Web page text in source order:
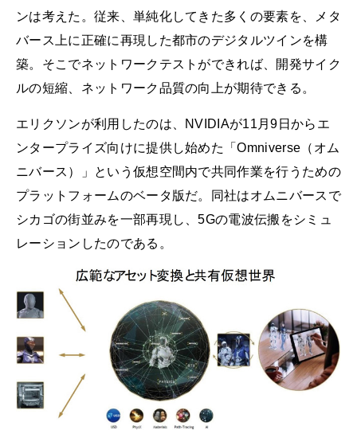
ンは考えた。従来、単純化してきた多くの要素を、メタ
バース上に正確に再現した都市のデジタルツインを構
築。そこでネットワークテストができれば、開発サイク
ルの短縮、ネットワーク品質の向上が期待できる。
エリクソンが利用したのは、NVIDIAが11月9日からエ
ンタープライズ向けに提供し始めた「Omniverse（オム
ニバース）」という仮想空間内で共同作業を行うための
プラットフォームのベータ版だ。同社はオムニバースで
シカゴの街並みを一部再現し、5Gの電波伝搬をシミュ
レーションしたのである。